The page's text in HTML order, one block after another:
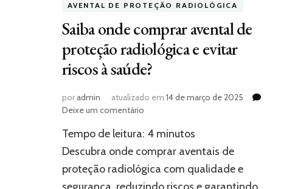
AVENTAL DE PROTEÇÃO RADIOLÓGICA
Saiba onde comprar avental de
proteção radiológica e evitar
riscos à saúde?
poradmin atualizado em 14 de março de 2025
Deixe um comentário
onde
comprar
avental
de
proteção
Tempo de leitura: 4 minutos
Descubra onde comprar aventais de
proteção radiológica com qualidade e